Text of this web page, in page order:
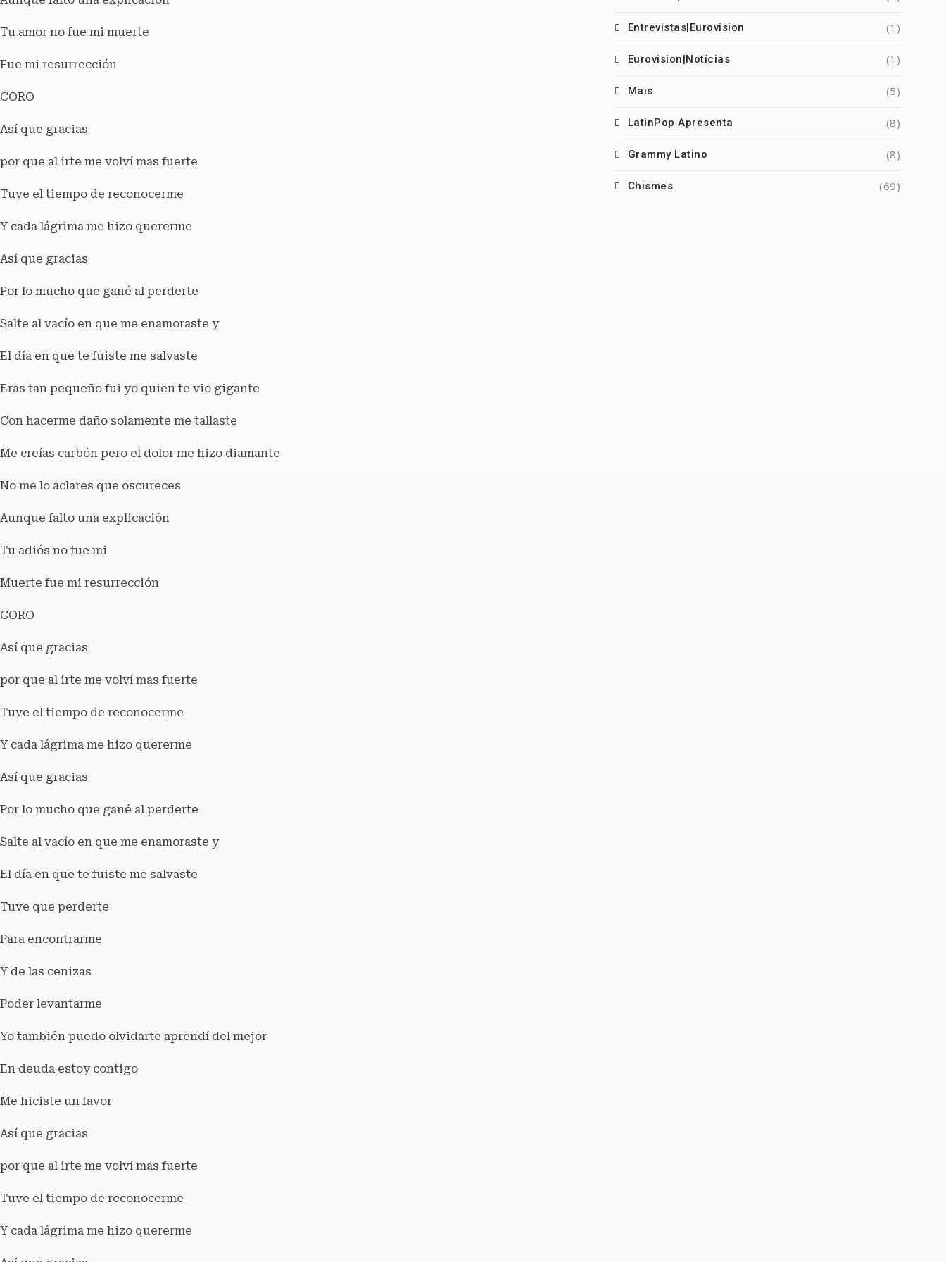
Tu amor no fue mi muerte
Fue mi resurrección
CORO
Así que gracias
por que al irte me volví mas fuerte
Tuve el tiempo de reconocerme
Y cada lágrima me hizo quererme
Así que gracias
Por lo mucho que gané al perderte
Salte al vacío en que me enamoraste y
El día en que te fuiste me salvaste
Eras tan pequeño fui yo quien te vio gigante
Con hacerme daño solamente me tallaste
Me creías carbón pero el dolor me hizo diamante
No me lo aclares que oscureces
Aunque falto una explicación
Tu adiós no fue mi
Muerte fue mi resurrección
CORO
Así que gracias
por que al irte me volví mas fuerte
Tuve el tiempo de reconocerme
Y cada lágrima me hizo quererme
Así que gracias
Por lo mucho que gané al perderte
Salte al vacío en que me enamoraste y
El día en que te fuiste me salvaste
Tuve que perderte
Para encontrarme
Y de las cenizas
Poder levantarme
Yo también puedo olvidarte aprendí del mejor
En deuda estoy contigo
Me hiciste un favor
Así que gracias
por que al irte me volví mas fuerte
Tuve el tiempo de reconocerme
Y cada lágrima me hizo quererme
Entrevistas|Eurovision (1)
Eurovision|Notícias (1)
Mais (5)
LatinPop Apresenta (8)
Grammy Latino (8)
Chismes (69)